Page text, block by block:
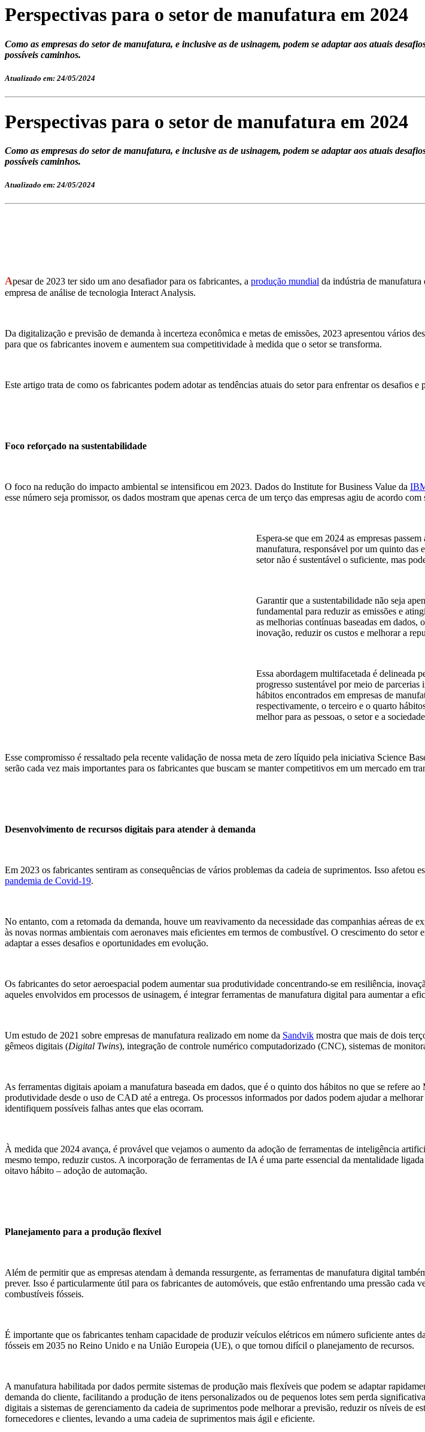
Perspectivas para o setor de manufatura em 2024
Como as empresas do setor de manufatura, e inclusive as de usinagem, podem se adaptar aos atuais
possíveis caminhos.
Atualizado em: 24/05/2024
Perspectivas para o setor de manufatura em 2024
Como as empresas do setor de manufatura, e inclusive as de usinagem, podem se adaptar aos atuais
possíveis caminhos.
Atualizado em: 24/05/2024
Apesar de 2023 ter sido um ano desafiador para os fabricantes, a produção mundial da indústria de
empresa de análise de tecnologia Interact Analysis.
Da digitalização e previsão de demanda à incerteza econômica e metas de emissões, 2023 apresentou vários
para que os fabricantes inovem e aumentem sua competitividade à medida que o setor se transforma.
Este artigo trata de como os fabricantes podem adotar as tendências atuais do setor para enfrentar os desafios e
Foco reforçado na sustentabilidade
O foco na redução do impacto ambiental se intensificou em 2023. Dados do Institute for Business Value da
esse número seja promissor, os dados mostram que apenas cerca de um terço das empresas agiu de acordo
Espera-se que em 2024 as empresas
manufatura, responsável por um quinto das
setor não é sustentável o suficiente, mas
Garantir que a sustentabilidade não seja
fundamental para reduzir as emissões e
as melhorias contínuas baseadas em dados,
inovação, reduzir os custos e melhorar a
Essa abordagem multifacetada é delineada
progresso sustentável por meio de
hábitos encontrados em empresas de
respectivamente, o terceiro e o quarto
melhor para as pessoas, o setor e a
Esse compromisso é ressaltado pela recente validação de nossa meta de zero líquido pela iniciativa Science
serão cada vez mais importantes para os fabricantes que buscam se manter competitivos em um mercado em
Desenvolvimento de recursos digitais para atender à demanda
Em 2023 os fabricantes sentiram as consequências de vários problemas da cadeia de suprimentos. Isso afetou
pandemia de Covid-19.
No entanto, com a retomada da demanda, houve um reavivamento da necessidade das companhias aéreas
às novas normas ambientais com aeronaves mais eficientes em termos de combustível. O crescimento do
adaptar a esses desafios e oportunidades em evolução.
Os fabricantes do setor aeroespacial podem aumentar sua produtividade concentrando-se em resiliência,
aqueles envolvidos em processos de usinagem, é integrar ferramentas de manufatura digital para aumentar a
Um estudo de 2021 sobre empresas de manufatura realizado em nome da Sandvik mostra que mais de dois
gêmeos digitais (Digital Twins), integração de controle numérico computadorizado (CNC), sistemas de
As ferramentas digitais apoiam a manufatura baseada em dados, que é o quinto dos hábitos no que se refere
produtividade desde o uso de CAD até a entrega. Os processos informados por dados podem ajudar a
identifiquem possíveis falhas antes que elas ocorram.
À medida que 2024 avança, é provável que vejamos o aumento da adoção de ferramentas de inteligência
mesmo tempo, reduzir custos. A incorporação de ferramentas de IA é uma parte essencial da mentalidade
oitavo hábito – adoção de automação.
Planejamento para a produção flexível
Além de permitir que as empresas atendam à demanda ressurgente, as ferramentas de manufatura digital
prever. Isso é particularmente útil para os fabricantes de automóveis, que estão enfrentando uma pressão
combustíveis fósseis.
É importante que os fabricantes tenham capacidade de produzir veículos elétricos em número suficiente antes
fósseis em 2035 no Reino Unido e na União Europeia (UE), o que tornou difícil o planejamento de recursos.
A manufatura habilitada por dados permite sistemas de produção mais flexíveis que podem se adaptar
demanda do cliente, facilitando a produção de itens personalizados ou de pequenos lotes sem perda
digitais a sistemas de gerenciamento da cadeia de suprimentos pode melhorar a previsão, reduzir os níveis de
fornecedores e clientes, levando a uma cadeia de suprimentos mais ágil e eficiente.